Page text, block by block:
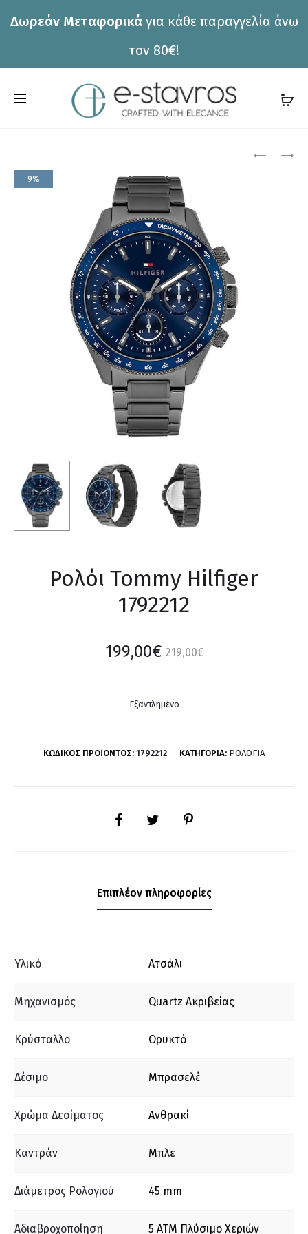
Δωρεάν Μεταφορικάγια κάθε παραγγελία άνω
τον 80€!
9%
Ρολόι Tommy Hilfiger
1792212
219,00€
199,00€
Εξαντλημένο
ΚΩΔΙΚΌΣ ΠΡΟΪΌΝΤΟΣ: 1792212 ΚΑΤΗΓΟΡΊΑ: ΡΟΛΌΓΙΑ
SHARE
Επιπλέον πληροφορίες
Υλικό Ατσάλι
Μηχανισμός Quartz Ακριβείας
Κρύσταλλο Ορυκτό
Δέσιμο Μπρασελέ
Χρώμα Δεσίματος Ανθρακί
Καντράν Μπλε
Διάμετρος Ρολογιού 45 mm
Αδιαβροχοποίηση 5 ΑΤΜ Πλύσιμο Χεριών